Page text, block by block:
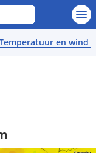
en wind